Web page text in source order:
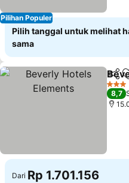
Pilihan Populer
Pilih tanggal untuk melihat
sama
3
8,7
Dari Rp 1.701.156